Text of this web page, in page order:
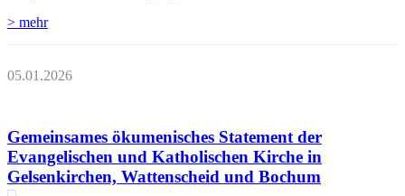
> mehr
05.01.2026
Gemeinsames ökumenisches Statement der
Evangelischen und Katholischen Kirche in
Gelsenkirchen, Wattenscheid und Bochum